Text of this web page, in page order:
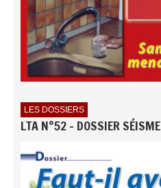
LES DOSSIERS
LTA N°52 - DOSSIER SÉISME